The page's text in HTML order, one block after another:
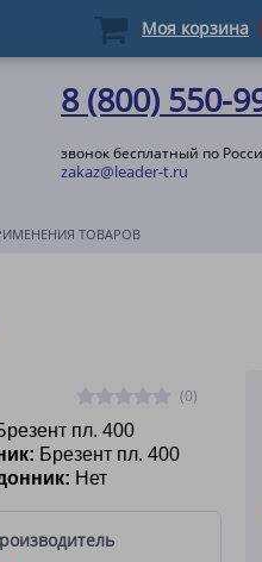
8 (800) 550-
звонок бесплатный по
zakaz@leader-t.ru
ТОВАРОВ
(0)
пл. 400
Брезент пл. 400
Нет
Моя корзина